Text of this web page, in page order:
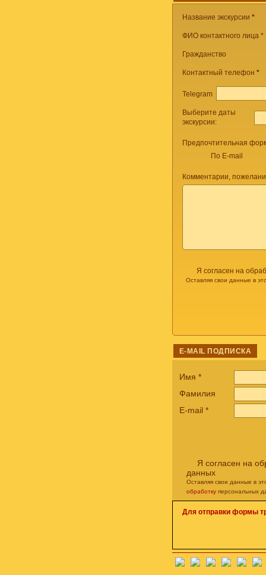
Название экскурсии *
ФИО контактного лица *
Гражданство
Контактный телефон *
Telegram
Выберите даты
экскурсии:
Предпочтительная
По E-mail
Комментарии,
Я согласен на
Оставляя свои данные в
E-MAIL ПОДПИСКА
Имя *
Фамилия
E-mail *
Я согласен на
данных
Оставляя свои данные в
обработку персональных
Для отправки формы